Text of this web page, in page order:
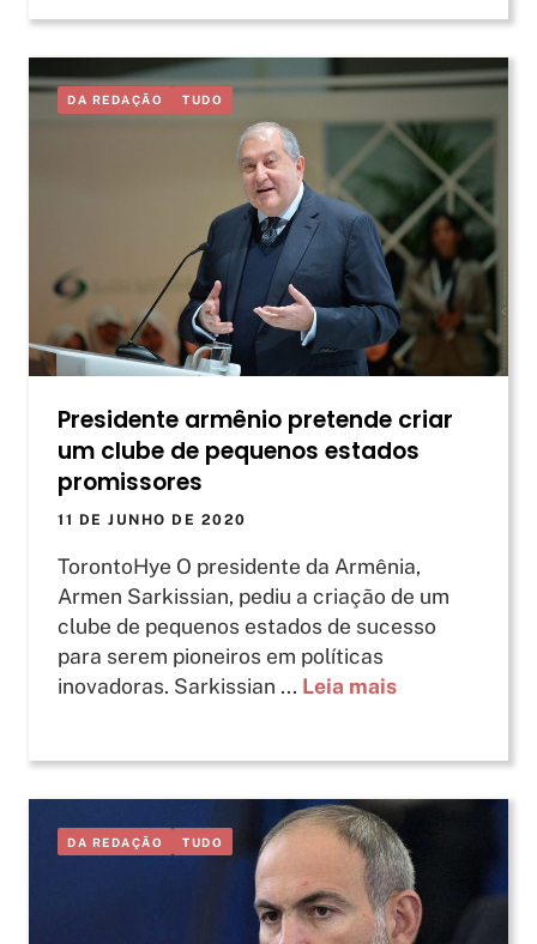
DA REDAÇÃO TUDO
Presidente armênio pretende criar
um clube de pequenos estados
promissores
11 DE JUNHO DE 2020
TorontoHye O presidente da Armênia,
Armen Sarkissian, pediu a criação de um
clube de pequenos estados de sucesso
para serem pioneiros em políticas
inovadoras. Sarkissian ... Leia mais
DA REDAÇÃO TUDO